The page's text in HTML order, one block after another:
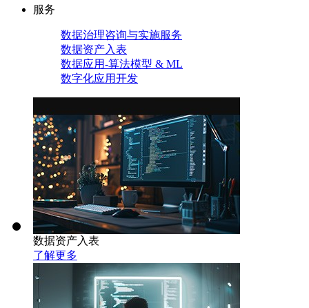
服务
数据治理咨询与实施服务
数据资产入表
数据应用-算法模型 & ML
数字化应用开发
数据资产入表
了解更多